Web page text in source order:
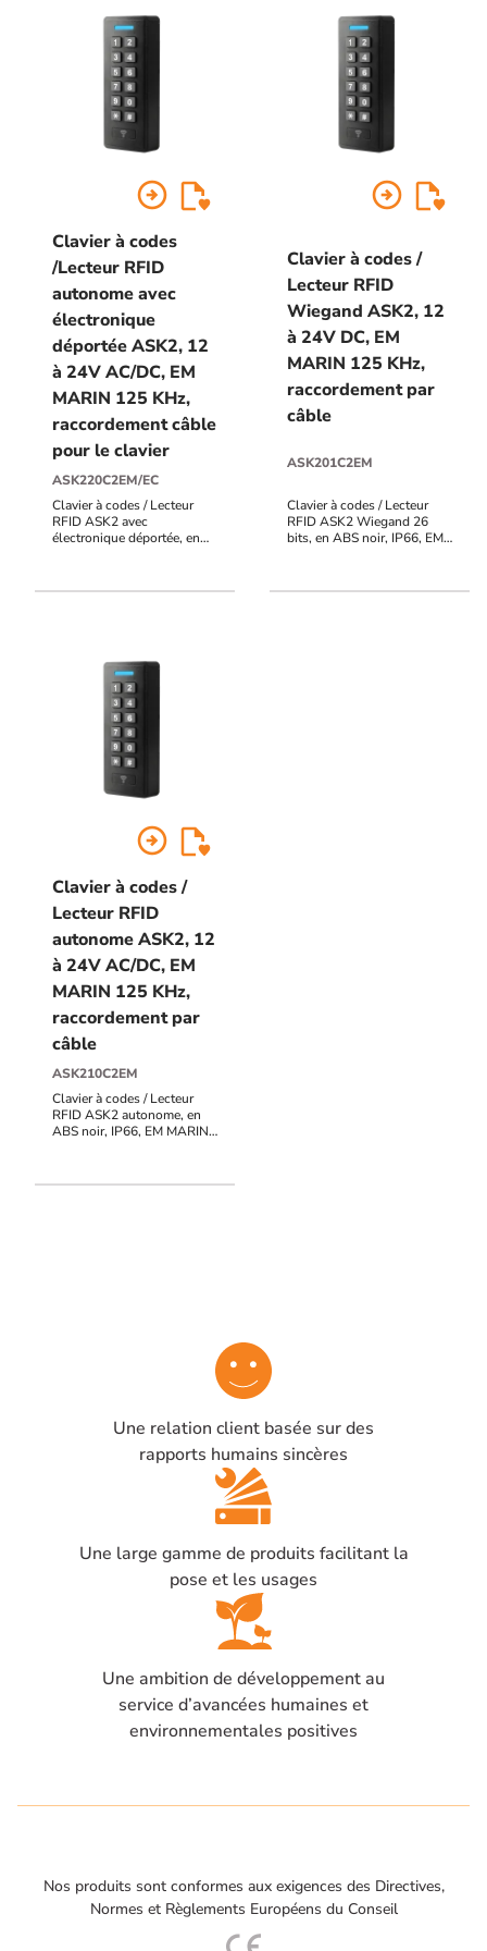
arrow_circle_right
Clavier à codes
/Lecteur RFID
autonome avec
électronique
déportée ASK2, 12
à 24V AC/DC, EM
MARIN 125 KHz,
raccordement câble
pour le clavier
ASK220C2EM/EC
Clavier à codes / Lecteur
RFID ASK2 avec
électronique déportée, en
câble de 2 m, 12V à 24V
longtemps), PF (porte
forcée), UF (utilisation
frauduleuse), AP
(autoprotection du clavier)
arrow_circle_right
Clavier à codes /
Lecteur RFID
Wiegand ASK2, 12
à 24V DC, EM
MARIN 125 KHz,
raccordement par
câble
ASK201C2EM
Clavier à codes / Lecteur
RFID ASK2 Wiegand 26
bits, en ABS noir, IP66, EM
m, 12 V à 24V DC, voyants
arrow_circle_right
Clavier à codes /
Lecteur RFID
autonome ASK2, 12
à 24V AC/DC, EM
MARIN 125 KHz,
raccordement par
câble
ASK210C2EM
Clavier à codes / Lecteur
RFID ASK2 autonome, en
ABS noir, IP66, EM MARIN
AC/DC, 999 utilisateurs, 1
Une relation client basée sur des
rapports humains sincères
Une large gamme de produits facilitant la
pose et les usages
Une ambition de développement au
service d’avancées humaines et
environnementales positives
Nos produits sont conformes aux exigences des Directives,
Normes et Règlements Européens du Conseil